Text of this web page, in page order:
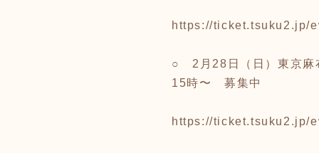
https://ticket.tsuku2.jp/
○ 2月28日（日）東京麻
15時〜 募集中
https://ticket.tsuku2.jp/